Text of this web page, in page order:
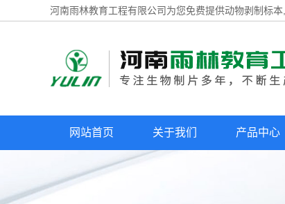
河南雨林教育工程有限公司为您免费提供动物剥制标本
网站首页 关于我们 产品中心